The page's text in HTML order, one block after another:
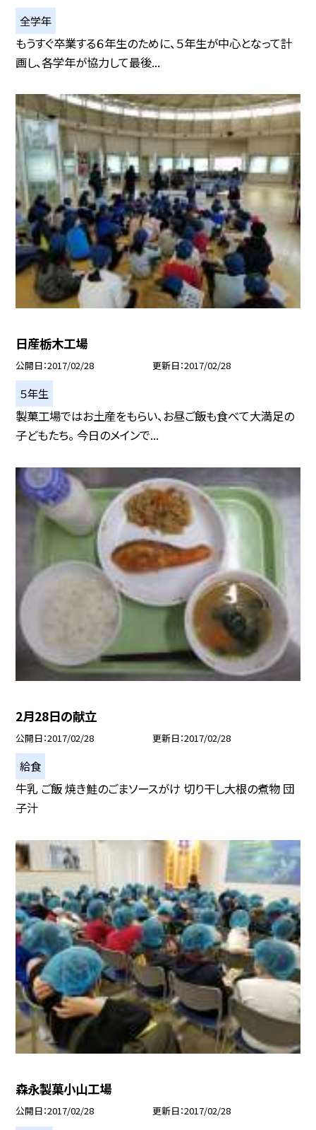
全学年
もうすぐ卒業する６年生のために、５年生が中心となって計
画し、各学年が協力して最後...
日産栃木工場
公開日 2017/02/28 更新日 2017/02/28
５年生
製菓工場ではお土産をもらい、お昼ご飯も食べて大満足の
子どもたち。 今日のメインで...
2月28日の献立
公開日 2017/02/28 更新日 2017/02/28
給食
牛乳 ご飯 焼き鮭のごまソースがけ 切り干し大根の煮物 団
子汁
森永製菓小山工場
公開日 2017/02/28 更新日 2017/02/28